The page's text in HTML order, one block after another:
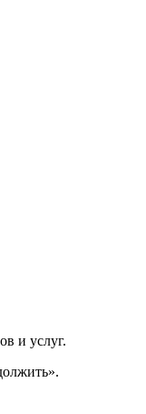
и услуг.